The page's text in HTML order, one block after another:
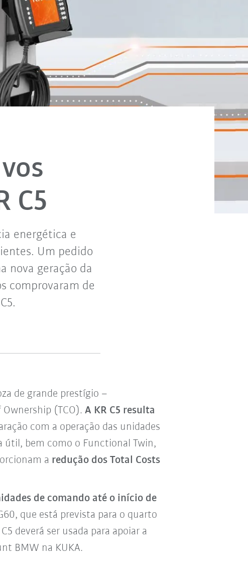
C5
energética e
Um pedido
nova geração da
comprovaram de
de grande prestígio –
(TCO). A KR C5 resulta
com a operação das unidades
útil, bem como o Functional Twin,
a redução dos Total Costs
de comando até o início de
que está prevista para o quarto
deverá ser usada para apoiar a
BMW na KUKA.